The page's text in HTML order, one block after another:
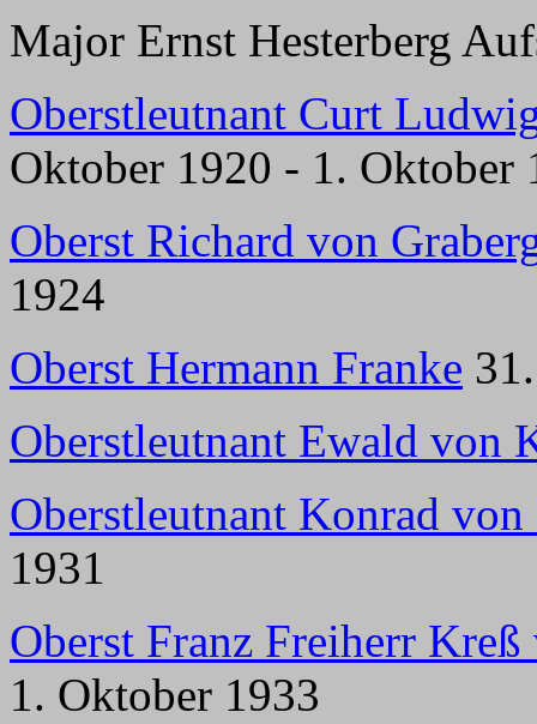
Major Ernst Hesterberg
Oberstleutnant Curt
Oktober 1920 - 1. Oktober
Oberst Richard von
1924
Oberst Hermann Franke
Oberstleutnant Ewald von
Oberstleutnant Konrad
1931
Oberst Franz Freiherr Kreß
1. Oktober 1933